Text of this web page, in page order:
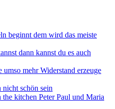
beginnt dem wird das meiste
dann kannst du es auch
mehr Widerstand erzeuge
nicht schön sein
kitchen Peter Paul und Maria